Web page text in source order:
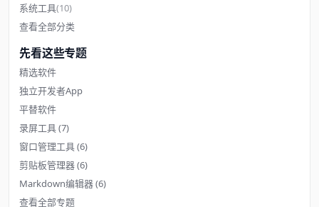
系统工具(10)
查看全部分类
先看这些专题
精选软件
独立开发者App
平替软件
录屏工具(7)
窗口管理工具(6)
剪贴板管理器(6)
Markdown编辑器(6)
查看全部专题